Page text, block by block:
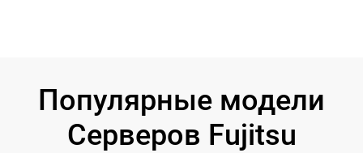
Популярные модели
Серверов Fujitsu